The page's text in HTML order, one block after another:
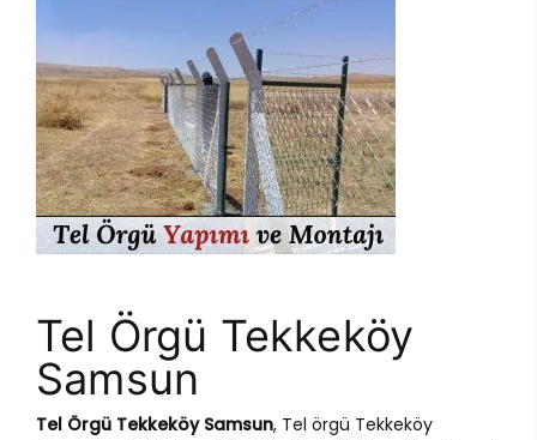
Tel Örgü Tekkeköy
Samsun
Tel Örgü Tekkeköy Samsun, Tel örgü Tekkeköy